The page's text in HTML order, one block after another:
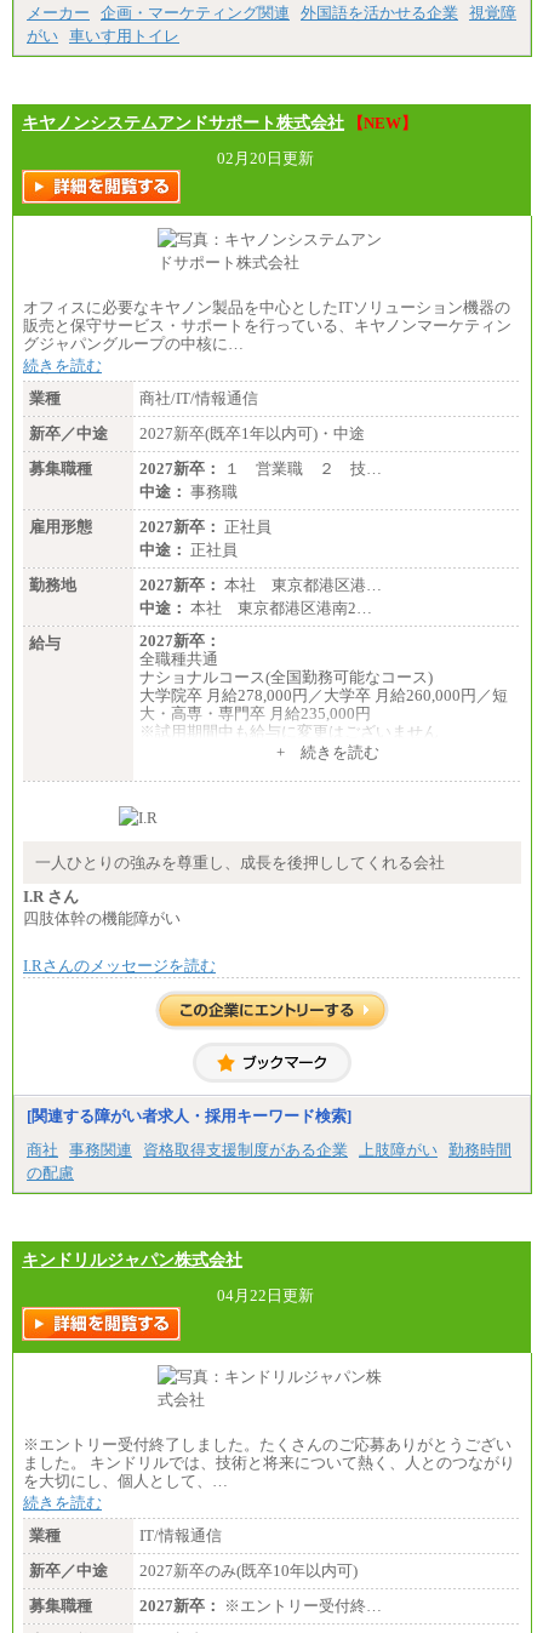
メーカー
企画・マーケティング関連 外国語を活かせる企業
視覚障
がい 車いす用トイレ
キヤノンシステムアンドサポート株式会社
【NEW】
02月20日更新
オフィスに必要なキヤノン製品を中心としたITソリューション機器の
販売と保守サービス・サポートを行っている、キヤノンマーケティン
グジャパングループの中核に…
続きを読む
業種
商社/IT/情報通信
新卒／中途
2027新卒(既卒1年以内可)・中途
募集職種
2027新卒：
１ 営業職 ２ 技…
中途： 事務職
雇用形態
2027新卒： 正社員
中途： 正社員
勤務地
2027新卒： 本社 東京都港区港…
中途： 本社 東京都港区港南2…
給与
2027新卒：
全職種共通
ナショナルコース(全国勤務可能なコース)
大学院卒 月給278,000円／大学卒 月給260,000円／短
大・高専・専門卒 月給235,000円
※試用期間中も給与に変更はございません
大学院卒 月給264,000円／大学卒 月給250,000円／短
※試用期間中も給与に変更はございません
月給：250,000円～400,000円
+ 続きを読む
一人ひとりの強みを尊重し、成長を後押ししてくれる会社
I.R さん
四肢体幹の機能障がい
I.Rさんのメッセージを読む
[関連する障がい者求人・採用キーワード検索]
商社
事務関連 資格取得支援制度がある企業 上肢障がい 勤務時間
の配慮
キンドリルジャパン株式会社
04月22日更新
※エントリー受付終了しました。たくさんのご応募ありがとうござい
ました。 キンドリルでは、技術と将来について熱く、人とのつながり
を大切にし、個人として、…
続きを読む
業種
IT/情報通信
新卒／中途
2027新卒のみ(既卒10年以内可)
募集職種
2027新卒：
※エントリー受付終…